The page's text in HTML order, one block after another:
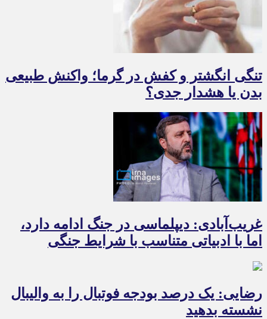
تنگی انگشتر و کفش در گرما؛ واکنش طبیعی
بدن یا هشدار جدی؟
غریب‌آبادی: دیپلماسی در جنگ ادامه دارد،
اما با ادبیاتی متناسب با شرایط جنگی
رضایی: یک درصد بودجه فوتبال را به والیبال
نشسته بدهید